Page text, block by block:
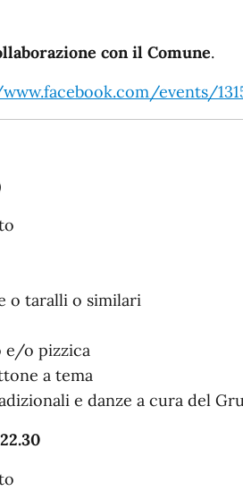
con il Comune.
events/
o taralli o similari
e/o pizzica
a tema
e danze a cura del